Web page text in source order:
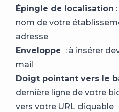
Épingle de localisation
nom de votre
adresse
Enveloppe : à insérer
mail
Doigt pointant vers le
dernière ligne de votre
vers votre URL cliquable